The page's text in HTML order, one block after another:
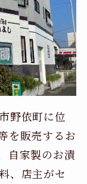
野依町に位
を販売するお
自家製のお漬
、店主がセ